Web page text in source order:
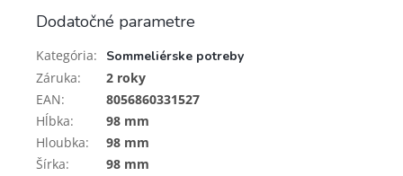
Dodatočné parametre
Kategória:
Sommeliérske potreby
Záruka:
2 roky
EAN:
8056860331527
Hĺbka:
98 mm
Hloubka:
98 mm
Šírka:
98 mm